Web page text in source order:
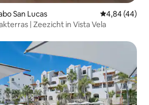
San Lucas Gemiddelde
4,84 (44)
| Zeezicht in Vista Vela